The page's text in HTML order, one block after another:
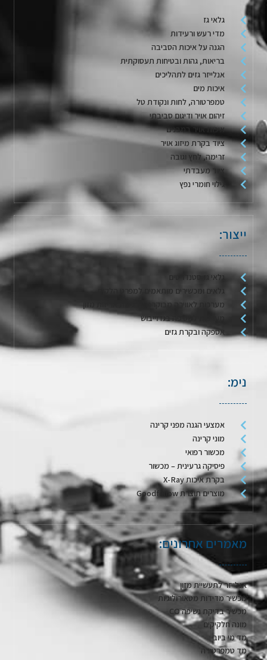
גלאי גז
מדי רעש ורעידות
הגנה על איכות הסביבה
בריאות, גהות ובטיחות תעסוקתית
אנלייזר גזים לתהליכים
איכות מים
טמפרטורה, לחות ונקודת טל
זיהום אויר ודיגום סביבתי
איכות אויר במבנים
ציוד בקרת מיזוג אויר
זרימה, לחץ וגובה
ציוד מעבדתי
גילוי חומרי נפץ
ייצור:
גלאי גז סטנדרטים
גלאים ומכשירים מותאמים למפרט הלקוח
מערכות לאווירה מבוקרת / דגימת אריזות מזון
מערכות לשטיפה בגז וייבוש
אספקה ובקרת גזים
נימ:
אמצעי הגנה מפני קרינה
מוני קרינה
מכשור רפואי
פיסיקה גרעינית – מכשור
בקרת איכות X-Ray
מוצרים תוצרת Goodfellow
מאמרים אחרונים:
אנלייזר לתעשיית מזון
מכשיר מדידות מטאורולוגיות
מכשיר בדיקת נשיפה CO
מונה חלקיקים
מד מי ביוב
מד טמפרטורה